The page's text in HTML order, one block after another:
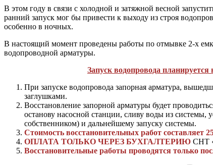
В этом году в связи с холодной и затяжной весной
ранний запуск мог бы привести к выходу из строя
особенно в ночных.
В настоящий момент проведены работы по отмывке 2-х
водопроводной арматуры.
Запуск водопровода планируется
При запуске водопровода запорная арматура,
заглушками.
Восстановление запорной арматуры будет
останову насосной станции, сливу воды из системы,
собственником) и дальнейшему запуску системы.
Стоимость восстановительных работ составляет
ОПЛАТА ТОЛЬКО ЧЕРЕЗ БУХГАЛТЕРИЮ СНТ
Восстановительные работы проводятся только